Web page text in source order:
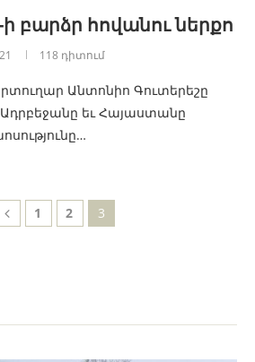
բարձր հովանու ներքո
118 դիտում
Անտոնիո Գուտերեշը
Ադրբեջանը եւ Հայաստանը
1 2 3